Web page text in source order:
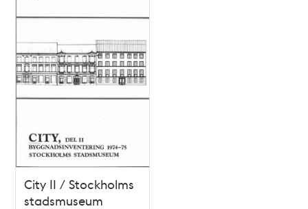
City II / Stockholms
stadsmuseum